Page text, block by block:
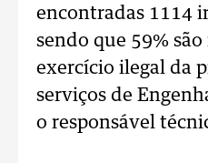
encontradas 1114
sendo que 59%
exercício ilegal da
serviços de
o responsável